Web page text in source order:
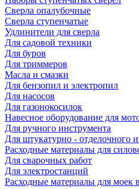
Сверла опалубочные
Сверла ступенчатые
Удлинители для сверла
Для садовой техники
Для буров
Для триммеров
Масла и смазки
Для бензопил и электропил
Для насосов
Для газонокосилок
Навесное оборудование для
Для ручного инструмента
Для штукатурно - отделочного
Расходные материалы для
Для сварочных работ
Для электростанций
Расходные материалы для моек